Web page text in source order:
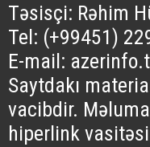
Təsisçi: Rəhim
Tel: (+99451)
E-mail:
Saytdakı
vacibdir.
hiperlink